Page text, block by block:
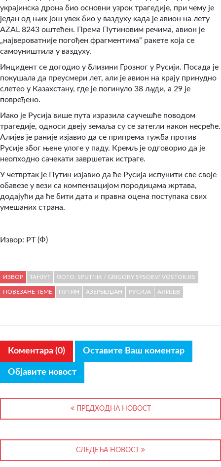
украјинска дрона био основни узрок трагедије, при чему је
један од њих још увек био у ваздуху када је авион на лету
AZAL 8243 оштећен. Према Путиновим речима, авион је
„највероватније погођен фрагментима“ ракете која се
самоуништила у ваздуху.
Инцидент се догодио у близини Грозног у Русији. Посада је
покушала да преусмери лет, али је авион на крају принудно
слетео у Казахстану, где је погинуло 38 људи, а 29 је
повређено.
Иако је Русија више пута изразила саучешће поводом
трагедије, односи двеју земаља су се затегли након несреће.
Алијев је раније изјавио да се припрема тужба против
Русије због њене улоге у паду. Кремљ је одговорио да је
неопходно сачекати завршетак истраге.
У четвртак је Путин изјавио да ће Русија испунити све своје
обавезе у вези са компензацијом породицама жртава,
додајући да ће бити дата и правна оцена поступака свих
умешаних страна.
Извор: РТ (Ф)
ИЗВОР ТАНЈУГ ФОТО: SPUTNIK / GRIGORY SYSOEV/ VOSTOK.RS
ПОВЕЗАНЕ ТЕМЕ ПУТИН АЗЕРБЕЈЏАН РУСИЈА АЛИЈЕВ
Коментара (0) Оставите Ваш коментар
Објавите новост
ПРЕДХОДНА НОВОСТ
СЛЕДЕЋА НОВОСТ